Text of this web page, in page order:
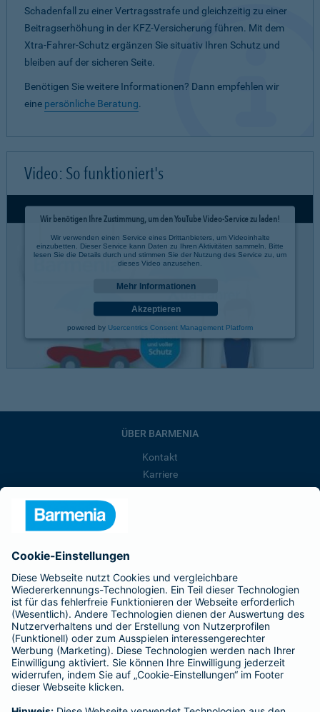
Schadenfall zu einer Vertragsstrafe und gleichzeitig zu einer
Beitragserhöhung in der KFZ-Versicherung führen. Mit dem
Xtra-Fahrer-Schutz ergänzen Sie situativ Ihren Schutz und
bleiben auf der sicheren Seite.
Benötigen Sie weitere Informationen? Dann empfehlen wir
eine persönliche Beratung.
Video: So funktioniert's
Wir benötigen Ihre Zustimmung, um den YouTube Video-Service zu laden!
Wir verwenden einen Service eines Drittanbieters, um Videoinhalte
einzubetten. Dieser Service kann Daten zu Ihren Aktivitäten sammeln. Bitte
lesen Sie die Details durch und stimmen Sie der Nutzung des Service zu, um
dieses Video anzusehen.
Mehr Informationen
Akzeptieren
powered by Usercentrics Consent Management Platform
ÜBER BARMENIA
Kontakt
Karriere
Barmenia ist Teil der BarmeniaGothaer
BELIEBTE SEITEN
Kranken-Zusatzversicherung
Tierversicherungen
Haftpflichtversicherung
Hausratversicherung